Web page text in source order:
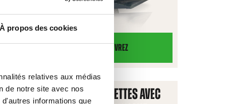
À propos des cookies
relatives aux médias
de notre site avec nos
informations que
DÉCOUVREZ
GODET
INDUSTRIEL
GRAPPINS
FOURCHE À PALETTES AVEC